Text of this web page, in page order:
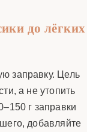
до лёгких
заправку. Цель
а не утопить
г заправки
добавляйте